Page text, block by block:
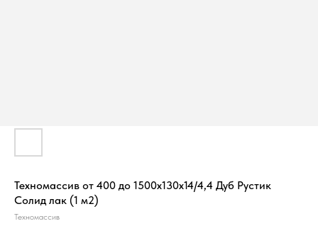
Техномассив от 400 до 1500х130х14/4,4 Дуб Рустик
Солид лак (1 м2)
Техномассив